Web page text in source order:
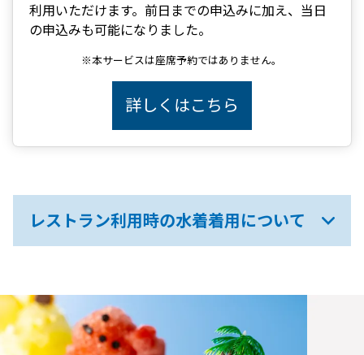
利用いただけます。前日までの申込みに加え、当日
の申込みも可能になりました。
※本サービスは座席予約ではありません。
詳しくはこちら
レストラン利用時の水着着用について